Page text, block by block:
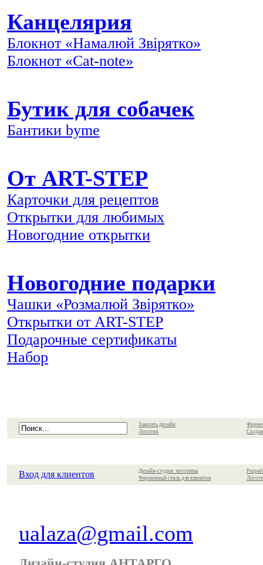
Канцелярия
Блокнот «Намалюй Звірятко»
Блокнот «Cat-note»
Бутик для собачек
Бантики byme
От ART-STEP
Карточки для рецептов
Открытки для любимых
Новогодние открытки
Новогодние подарки
Чашки «Розмалюй Звірятко»
Открытки от ART-STEP
Подарочные сертификаты
Набор
Заказать дизайн
Логотип
Вход для клиентов
Дизайн-студия: логотипы
Фирменный стиль для клиентов
ualaza@gmail.com